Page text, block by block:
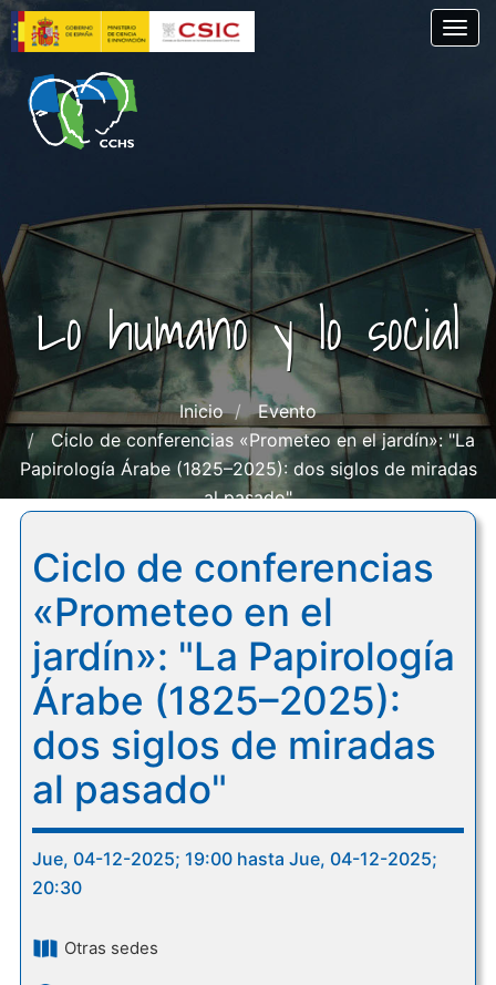
Pasar
al
contenido
principal
Lo humano y lo social
Inicio
Evento
Ciclo de conferencias «Prometeo en el jardín»: "La
Papirología Árabe (1825–2025): dos siglos de miradas
al pasado"
Ciclo de conferencias
«Prometeo en el
jardín»: "La Papirología
Árabe (1825–2025):
dos siglos de miradas
al pasado"
Jue, 04-12-2025; 19:00 hasta Jue, 04-12-2025;
20:30
Otras sedes